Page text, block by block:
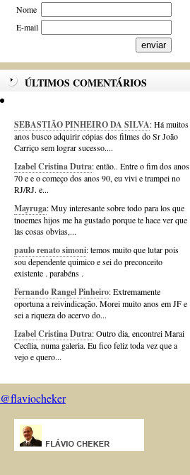
Nome
E-mail
ÚLTIMOS COMENTÁRIOS
SEBASTIÃO PINHEIRO DA SILVA: Há muitos
anos busco adquirir cópias dos filmes do Sr João
Carriço sem lograr sucesso....
Izabel Cristina Dutra: então.. Entre o fim dos anos
70 e e o começo dos anos 90, eu vivi e trampei no
RJ/RJ. e...
Mayruga: Muy interesante sobre todo para los que
tnoemes hijos me ha gustado porque te hace ver que
las cosas obvias,...
paulo renato simoni: temos muito que lutar pois
sou dependente quimico e sei do preconceito
existente . parabéns .
Fernando Rangel Pinheiro: Extremamente
oportuna a reivindicação. Morei muito anos em JF e
sei a riqueza do acervo do...
Izabel Cristina Dutra: Outro dia, encontrei Marai
Cecília, numa galeria. Eu fico feliz toda vez que a
vejo e quero...
@flaviocheker